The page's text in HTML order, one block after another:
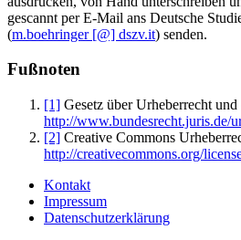
gescannt per E-Mail ans Deutsche
(m.boehringer [@] dszv.it) senden.
Fußnoten
[1] Gesetz über Urheberrecht
http://www.bundesrecht.juris.de/
[2] Creative Commons
http://creativecommons.org/
Kontakt
Impressum
Datenschutzerklärung